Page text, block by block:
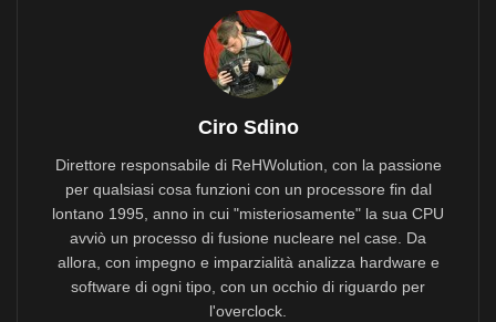
Ciro Sdino
Direttore responsabile di ReHWolution, con la passione
per qualsiasi cosa funzioni con un processore fin dal
lontano 1995, anno in cui "misteriosamente" la sua CPU
avviò un processo di fusione nucleare nel case. Da
allora, con impegno e imparzialità analizza hardware e
software di ogni tipo, con un occhio di riguardo per
l'overclock.